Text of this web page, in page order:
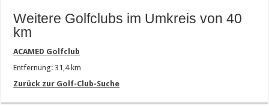
Weitere Golfclubs im Umkreis von 40
km
ACAMED Golfclub
Entfernung: 31,4 km
Zurück zur Golf-Club-Suche